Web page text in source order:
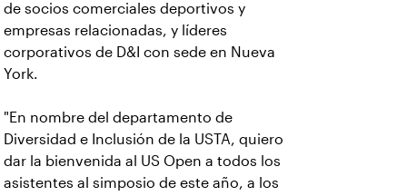
de socios comerciales deportivos y
empresas relacionadas, y líderes
corporativos de D&I con sede en Nueva
York.
"En nombre del departamento de
Diversidad e Inclusión de la USTA, quiero
dar la bienvenida al US Open a todos los
asistentes al simposio de este año, a los